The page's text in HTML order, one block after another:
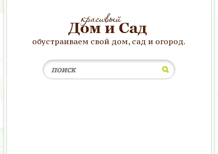
обустраиваем свой дом, сад и огород.